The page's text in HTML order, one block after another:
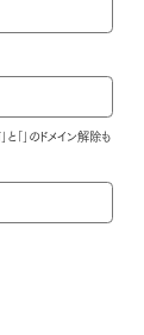
｢｣のドメイン解除も